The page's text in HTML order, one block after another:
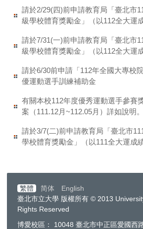
請於2/29(四)前申請教育局「臺北市
級學校體育獎勵金」（以112全大運
請於7/31(一)前申請教育局「臺北市
級學校體育獎勵金」（以112全大運
請於6/30前申請「112年全國大專校
優運動選手訓練補助金
有關本校112年度優秀運動選手參賽
案（111.12月~112.05月）詳如說明。
請於3/7(二)前申請教育局「臺北市
學校體育獎勵金」（以111全大運成
繁體 简体
English
臺北市立大學 版權所有 © 2013
Rights Reserved
博愛校區： 10048 臺北市中正區愛國西